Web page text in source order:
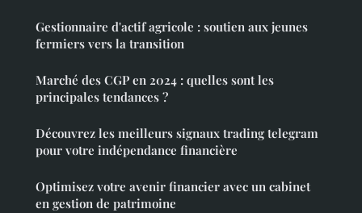
Gestionnaire d'actif agricole : soutien aux jeunes
fermiers vers la transition
Marché des CGP en 2024 : quelles sont les
principales tendances ?
Découvrez les meilleurs signaux trading telegram
pour votre indépendance financière
Optimisez votre avenir financier avec un cabinet
en gestion de patrimoine